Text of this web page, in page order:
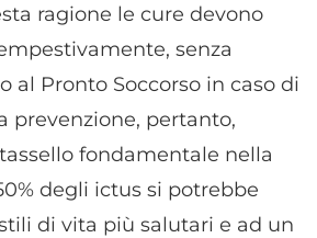
ragione le cure devono
senza
al Pronto Soccorso in caso di
prevenzione, pertanto,
fondamentale nella
degli ictus si potrebbe
di vita più salutari e ad un